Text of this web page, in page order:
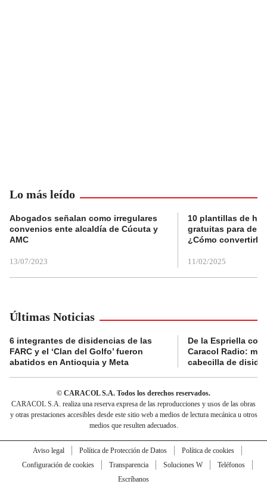
Lo más leído
Abogados señalan como irregulares
convenios ente alcaldía de Cúcuta y
AMC
13/07/2023
10 plantillas de
gratuitas para
¿Cómo convertirla
11/02/2025
Últimas Noticias
6 integrantes de disidencias de las
FARC y el ‘Clan del Golfo’ fueron
abatidos en Antioquia y Meta
De la Espriella
Caracol Radio:
cabecilla de
© CARACOL S.A. Todos los derechos reservados.
CARACOL S.A. realiza una reserva expresa de las reproducciones y usos de las obras
y otras prestaciones accesibles desde este sitio web a medios de lectura mecánica u otros
medios que resulten adecuados.
Aviso legal Política de Protección de Datos
Política de cookies
Configuración de cookies
Transparencia Soluciones W
Teléfonos
Escríbanos